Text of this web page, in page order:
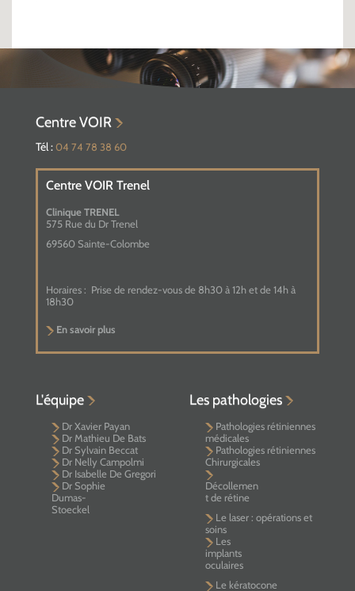
Centre VOIR
Tél :04 74 78 38 60
Centre VOIR Trenel
Clinique TRENEL
575 Rue du Dr Trenel
69560 Sainte-Colombe
Horaires : Prise de rendez-vous de 8h30 à 12h et de 14h à
18h30
En savoir plus
L'équipe
Dr Xavier Payan
Dr Mathieu De Bats
Dr Sylvain Beccat
Dr Nelly Campolmi
Dr Isabelle De Gregori
Dr Sophie
Dumas-
Stoeckel
Les pathologies
Pathologies rétiniennes
médicales
Pathologies rétiniennes
Chirurgicales
Décollemen
t de rétine
Le laser : opérations et
soins
Les
implants
oculaires
Le kératocone